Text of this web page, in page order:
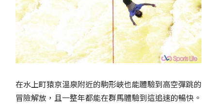
在水上町猿京溫泉附近的駒形峽也能體驗到高空彈跳的
冒險解放，且一整年都能在群馬體驗到這追速的暢快。